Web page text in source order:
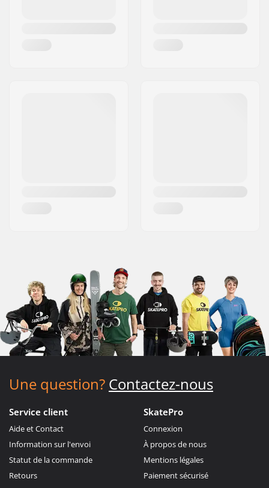
Une question? Contactez-nous
Service client
Aide et Contact
Information sur l'envoi
Statut de la commande
Retours
SkatePro
Connexion
À propos de nous
Mentions légales
Paiement sécurisé